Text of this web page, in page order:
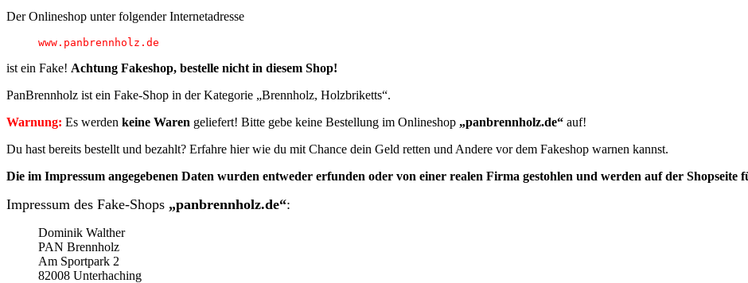
Der Onlineshop unter folgender Internetadresse
www.panbrennholz.de
ist ein Fake! Achtung Fakeshop, bestelle nicht in diesem Shop!
PanBrennholz ist ein Fake-Shop in der Kategorie „Brennholz, Holzbriketts“.
Warnung: Es werden keine Waren geliefert! Bitte gebe keine Bestellung im Onlineshop „panbrennholz.de“ auf!
Du hast bereits bestellt und bezahlt? Erfahre hier wie du mit Chance dein Geld retten und Andere vor dem Fakeshop warnen kannst.
Die im Impressum angegebenen Daten wurden entweder erfunden oder von einer realen Firma gestohlen und werden auf der Shopseite
Impressum des Fake-Shops „panbrennholz.de“:
Dominik Walther
PAN Brennholz
Am Sportpark 2
82008 Unterhaching